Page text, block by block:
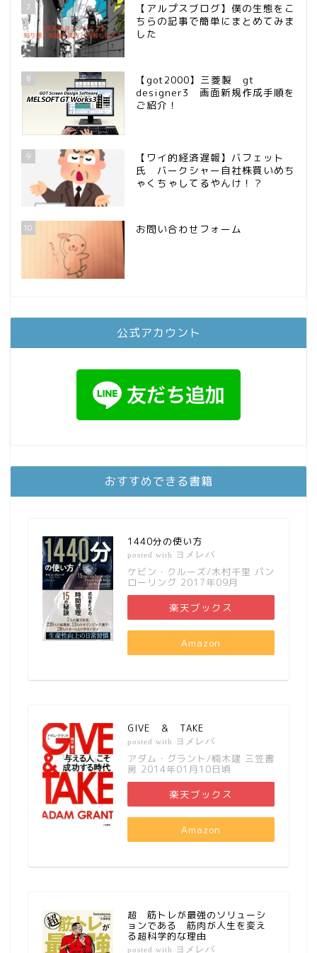
7
【アルプスブログ】僕の生態をこ
ちらの記事で簡単にまとめてみま
した
8
【got2000】三菱製 gt
designer3 画面新規作成手順を
ご紹介！
9
【ワイ的経済遅報】バフェット
氏 バークシャー自社株買いめち
ゃくちゃしてるやんけ！？
10 お問い合わせフォーム
公式アカウント
おすすめできる書籍
1440分の使い方
posted with ヨメレバ
ケビン・クルーズ/木村千里 パン
ローリング 2017年09月
楽天ブックス
Amazon
GIVE ＆ TAKE
posted with ヨメレバ
アダム・グラント/楠木建 三笠書
房 2014年01月10日頃
楽天ブックス
Amazon
超 筋トレが最強のソリューシ
ョンである 筋肉が人生を変え
る超科学的な理由
posted with ヨメレバ